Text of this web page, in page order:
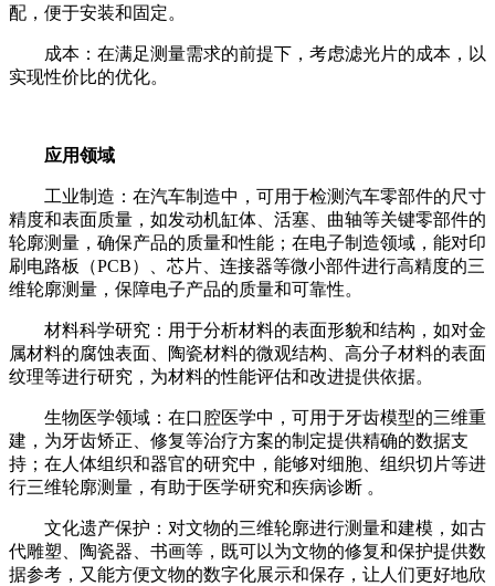
配，便于安装和固定。
成本：在满足测量需求的前提下，考虑滤光片的成本，以
实现性价比的优化。
应用领域
工业制造：在汽车制造中，可用于检测汽车零部件的尺寸
精度和表面质量，如发动机缸体、活塞、曲轴等关键零部件的
轮廓测量，确保产品的质量和性能；在电子制造领域，能对印
刷电路板（PCB）、芯片、连接器等微小部件进行高精度的三
维轮廓测量，保障电子产品的质量和可靠性。
材料科学研究：用于分析材料的表面形貌和结构，如对金
属材料的腐蚀表面、陶瓷材料的微观结构、高分子材料的表面
纹理等进行研究，为材料的性能评估和改进提供依据。
生物医学领域：在口腔医学中，可用于牙齿模型的三维重
建，为牙齿矫正、修复等治疗方案的制定提供精确的数据支
持；在人体组织和器官的研究中，能够对细胞、组织切片等进
行三维轮廓测量，有助于医学研究和疾病诊断 。
文化遗产保护：对文物的三维轮廓进行测量和建模，如古
代雕塑、陶瓷器、书画等，既可以为文物的修复和保护提供数
据参考，又能方便文物的数字化展示和保存，让人们更好地欣